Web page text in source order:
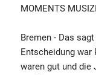
MOMENTS
Bremen - Das
Entscheidung war
waren gut und die